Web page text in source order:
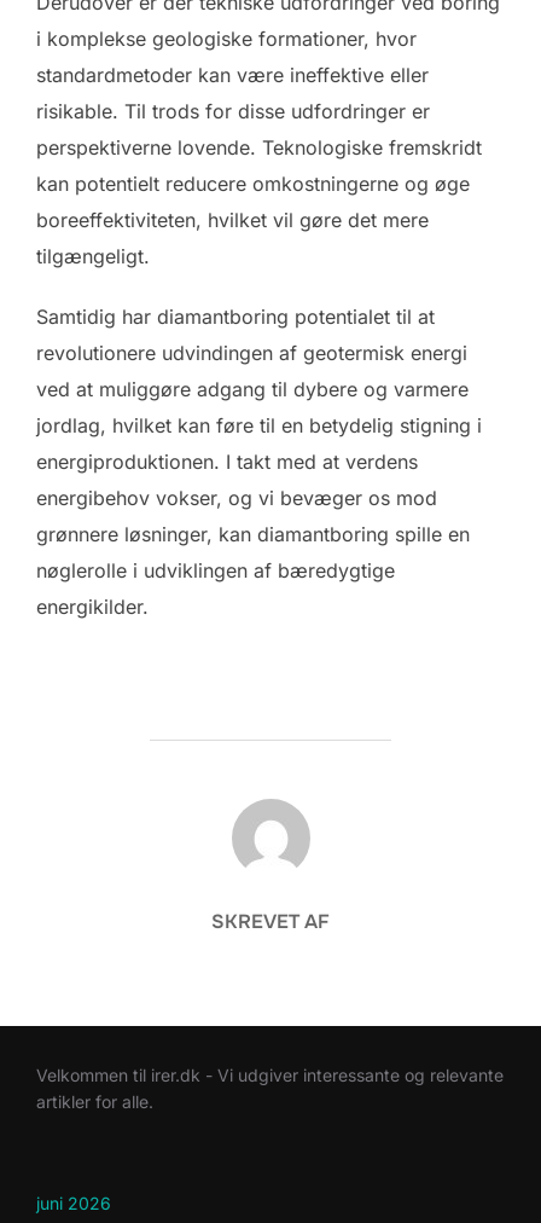
i komplekse geologiske formationer, hvor
standardmetoder kan være ineffektive eller
risikable. Til trods for disse udfordringer er
perspektiverne lovende. Teknologiske fremskridt
kan potentielt reducere omkostningerne og øge
boreeffektiviteten, hvilket vil gøre det mere
tilgængeligt.
Samtidig har diamantboring potentialet til at
revolutionere udvindingen af geotermisk energi
ved at muliggøre adgang til dybere og varmere
jordlag, hvilket kan føre til en betydelig stigning i
energiproduktionen. I takt med at verdens
energibehov vokser, og vi bevæger os mod
grønnere løsninger, kan diamantboring spille en
nøglerolle i udviklingen af bæredygtige
energikilder.
FORFATTER
SKREVET AF
Velkommen til irer.dk - Vi udgiver interessante og relevante
artikler for alle.
juni 2026